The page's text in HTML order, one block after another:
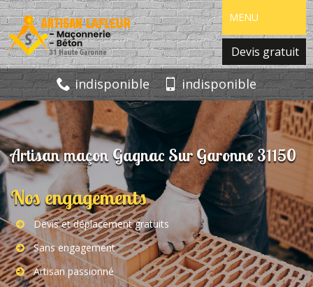
MENU
Devis gratuit
indisponible indisponible
Artisan maçon Gagnac Sur Garonne 31150
Nos engagements
Devis et déplacement gratuits
Sans engagement
Artisan passionné